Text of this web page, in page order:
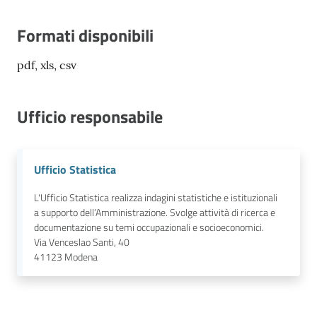
Formati disponibili
pdf, xls, csv
Ufficio responsabile
Ufficio Statistica
L'Ufficio Statistica realizza indagini statistiche e istituzionali
a supporto dell’Amministrazione. Svolge attività di ricerca e
documentazione su temi occupazionali e socioeconomici.
Via Venceslao Santi, 40
41123 Modena